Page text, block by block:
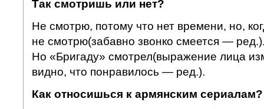
Так смотришь или нет?
Не смотрю, потому что нет времени, но,
не смотрю(забавно звонко смеется —
Но «Бригаду» смотрел(выражение лица
видно, что понравилось — ред.).
Как относишься к армянским сериалам?